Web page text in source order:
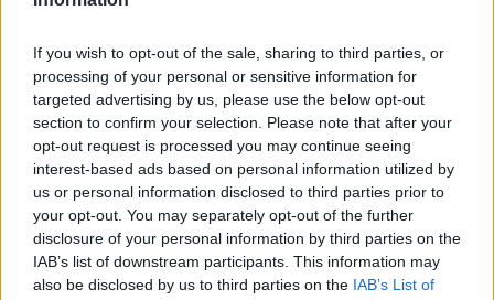
If you wish to opt-out of the sale, sharing to third parties, or
processing of your personal or sensitive information for
targeted advertising by us, please use the below opt-out
section to confirm your selection. Please note that after your
opt-out request is processed you may continue seeing
interest-based ads based on personal information utilized by
us or personal information disclosed to third parties prior to
your opt-out. You may separately opt-out of the further
disclosure of your personal information by third parties on the
IAB’s list of downstream participants. This information may
also be disclosed by us to third parties on the IAB’s List of
Sienkiewiczowskim dżunglom i puszczom
odmówić magicznego uroku, o którym można
niekiedy tylko marzyć.
Czytaj także:
Napisz opis spotkania Stasia i Nel z
Mahdim
Opis Faszody z powieści W pustyni i w